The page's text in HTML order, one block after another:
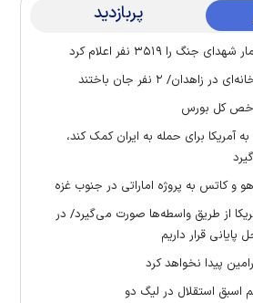
پربازدید
را ۳۵۱۹ نفر اعلام کرد
۲ نفر جان باختند
آمریکا برای حمله به ایران کمک کند،
و کاتس به پروژه اماراتی در جنوب غزه
از طریق واسطه‌ها صورت می‌گیرد/ در
پایانی قرار داریم
پیدا نخواهد کرد
استقلال در لیگ دو